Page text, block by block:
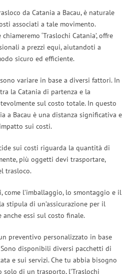
da Catania a Bacau, è naturale
associati a tale movimento.
‘Traslochi Catania’, offre
a prezzi equi, aiutandoti a
sicuro ed efficiente.
variare in base a diversi fattori. In
la Catania di partenza e la
sul costo totale. In questo
a Bacau è una distanza significativa e
sui costi.
sui costi riguarda la quantità di
più oggetti devi trasportare,
trasloco.
come l’imballaggio, lo smontaggio e il
stipula di un’assicurazione per il
essi sul costo finale.
preventivo personalizzato in base
disponibili diversi pacchetti di
e sui servizi. Che tu abbia bisogno
di un trasporto, l’Traslochi